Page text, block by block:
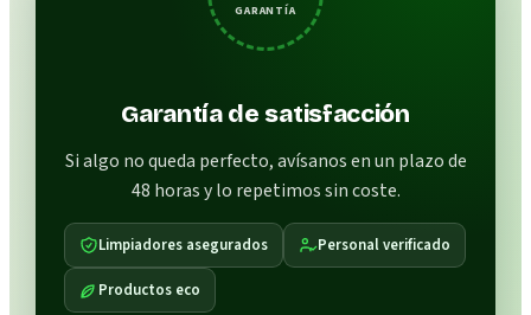
GARANTÍA
Garantía de satisfacción
Si algo no queda perfecto, avísanos en un plazo de
48 horas y lo repetimos sin coste.
Limpiadores asegurados Personal verificado
Productos eco